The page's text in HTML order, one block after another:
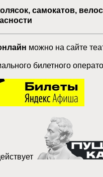
самокатов,
можно на сайте
билетного